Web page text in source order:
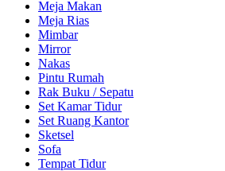
Meja Makan
Meja Rias
Mimbar
Mirror
Nakas
Pintu Rumah
Rak Buku / Sepatu
Set Kamar Tidur
Set Ruang Kantor
Sketsel
Sofa
Tempat Tidur